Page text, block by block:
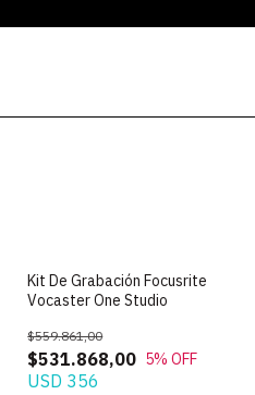
Kit De Grabación Focusrite
Vocaster One Studio
$531.868,00
$559.861,00
5% OFF
USD 356